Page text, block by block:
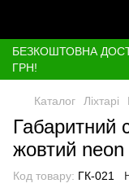
БЕЗКОШТОВНА
ГРН!
Каталог Ліхтарі
Габаритний
жовтий
Код товару: ГК-021